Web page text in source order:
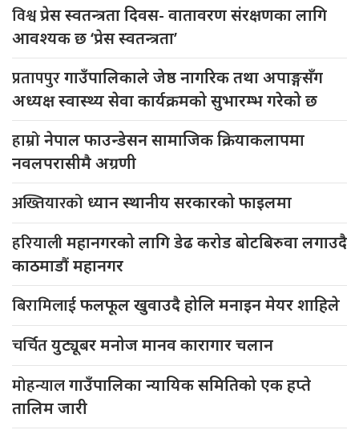
विश्वप्रेस स्वतन्त्रता दिवस- वातावरण संरक्षणका लागि
आवश्यक छ ‘प्रेस स्वतन्त्रता’
प्रतापपुरगाउँपालिकाले जेष्ठ नागरिक तथा अपाङ्गसँग
अध्यक्ष स्वास्थ्य सेवा कार्यक्रमको सुभारम्भ गरेको छ
हाम्रोनेपाल फाउन्डेसन सामाजिक क्रियाकलापमा
नवलपरासीमै अग्रणी
अख्तियारको ध्यान स्थानीय सरकारको फाइलमा
हरियालीमहानगरको लागि डेढ करोड बोटबिरुवा लगाउदै
काठमाडौं महानगर
बिरामिलाईफलफूल खुवाउदै होलि मनाइन मेयर शाहिले
चर्चितयुट्यूबर मनोज मानव कारागार चलान
मोहन्यालगाउँपालिका न्यायिक समितिको एक हप्ते
तालिम जारी